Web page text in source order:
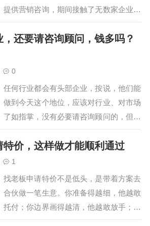
提供营销咨询，期间接触了无数家企业，
他们除了了解我们的思路、策略、费用
外，最关心的是能否承诺销量，经常会问
们明确的告…
还要请咨询顾问，钱多吗？
0
任何行业都会有头部企业，按说，他们能
做到今天这个地位，应该对行业、对市场
了如指掌，没有必要请咨询顾问的，但恰
恰相反，越是大牌企业，反而会和咨询公
司合作，而一些小微企业，却对咨询顾问
拒之千里，是大牌企业钱多烧的吗？不
是，请咨询顾问是因为：1、破除“认知遮
蔽”：你需要一只天眼不管一家公司多么
厉害，都无法…
特价，这样做才能顺利通过
1
找老板申请特价不是低头，是带着方案去
合伙做一笔生意。你准备得越细，他越敢
托付；你边界画得越清，他越敢放手；你
事后越有回音，他越愿意再信你一次。说